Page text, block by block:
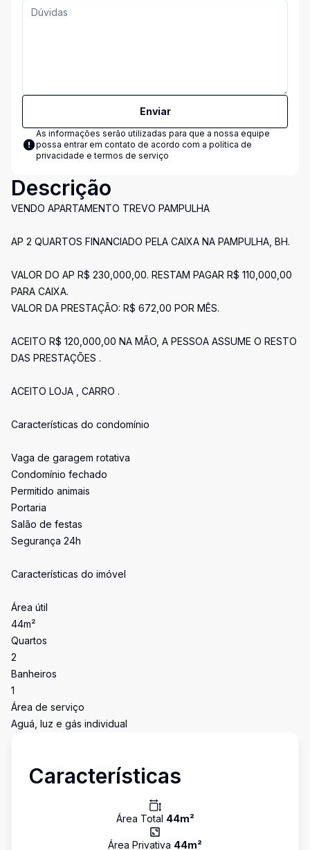
Enviar
As informações serão utilizadas para que a nossa equipe
possa entrar em contato de acordo com a política de
privacidade e termos de serviço
Descrição
VENDO APARTAMENTO TREVO PAMPULHA
AP 2 QUARTOS FINANCIADO PELA CAIXA NA PAMPULHA, BH.
VALOR DO AP R$ 230,000,00. RESTAM PAGAR R$ 110,000,00
PARA CAIXA.
VALOR DA PRESTAÇÃO: R$ 672,00 POR MÊS.
ACEITO R$ 120,000,00 NA MÃO, A PESSOA ASSUME O RESTO
DAS PRESTAÇÕES .
ACEITO LOJA , CARRO .
Características do condomínio
Vaga de garagem rotativa
Condomínio fechado
Permitido animais
Portaria
Salão de festas
Segurança 24h
Características do imóvel
Área útil
44m²
Quartos
2
Banheiros
1
Área de serviço
Aguá, luz e gás individual
Características
Área Total 44m²
Área Privativa 44m²